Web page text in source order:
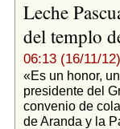
Leche
del templo
06:13 (16/11/12)
«Es un honor,
presidente del
convenio de
de Aranda y la